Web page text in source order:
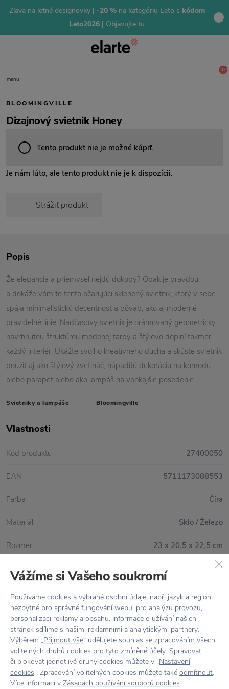
Zľava na letné designovky| -20 % na kategóriu Leto s kódom
Leto2026 | Objavujte tu
menu
0
BLOOMINGVILLE
Dizajnový svietnik Honey
Tento produkt nie je možné kúpiť.
Je nám ľúto, ale tento produkt nie je k dispozícii.
Strážiť produkt
Všetko skladom, odosielame ihneď
Doprava zadarmonad 100 €
Vrátenie tovarudo 30 dní
7500+ produktovna výber
Showroomv Zlíne
Popis
Že elegancia a priemysel nejdú dokopy? Opak je pravdou
a dokáže vám to tento očarujúci sklenený svietnik, ktorý v sebe
spája minimalistickú decentnosť a pôvab, ako aj moderné
pravidelné línie. Nadčasový svietnik je orámovaný geometricky
navrhnutou štruktúrou medenej farby a štýlovo doplní takmer
každý interiér. Ukážte svojho kreatívneho ducha a skúste svietnik
použiť aj ako štýlový kvetináč, nápaditú dekoráciu na komodu
alebo parapet alebo ako lampáš na vonkajšie posedenie.
Svietniky a lampáše Bloomingville
Vlastnosti
Kód produktu 27400050
EAN 5711173088553
Farba Číra
Materiál Sklo / Železo
Rozmer 23 x 20,5 x 22,5 cm
Vážíme si Vašeho soukromí
Používáme cookies a vybrané osobní údaje, např. jazyk a region,
nezbytné pro správné fungování webu, pro analýzu provozu,
personalizaci reklamy a obsahu. Informace o užívání našich
stránek sdílíme s našimi reklamními a analytickými partnery.
Výběrem „Přijmout vše“ udělujete souhlas se zpracováním všech
volitelných druhů cookies pro tyto zmíněné účely. Spravovat
či blokovat jednotlivé druhy cookies můžete v „Nastavení
cookies“. Zpracování volitelných cookies můžete také odmítnout.
Více informací v Zásadách používání souborů cookies.